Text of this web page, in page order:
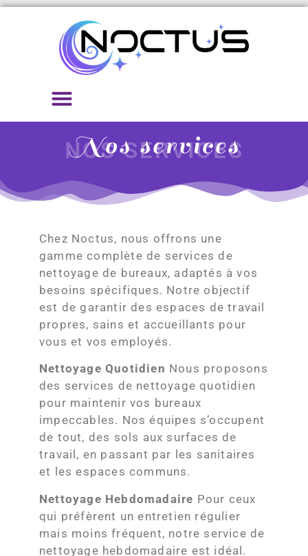
NOS SERVICES
Nos services
Chez Noctus, nous offrons une
gamme complète de services de
nettoyage de bureaux, adaptés à vos
besoins spécifiques. Notre objectif
est de garantir des espaces de travail
propres, sains et accueillants pour
vous et vos employés.
Nettoyage Quotidien Nous proposons
des services de nettoyage quotidien
pour maintenir vos bureaux
impeccables. Nos équipes s’occupent
de tout, des sols aux surfaces de
travail, en passant par les sanitaires
et les espaces communs.
Nettoyage Hebdomadaire Pour ceux
qui préfèrent un entretien régulier
mais moins fréquent, notre service de
nettoyage hebdomadaire est idéal.